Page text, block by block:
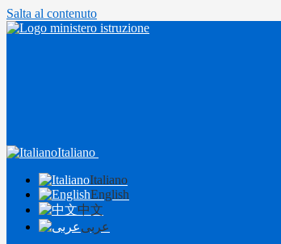
Salta al contenuto
Italiano
Italiano
English
中文
عربى